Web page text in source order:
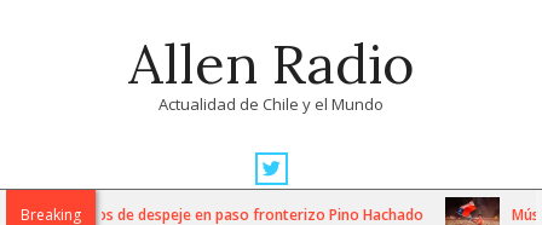
Allen Radio
Actualidad de Chile y el Mundo
Navigation
MenuBreaking
trabajos de despeje en paso fronterizo Pino Hachado